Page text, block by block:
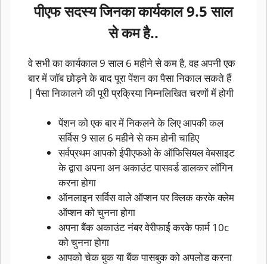
पीएफ सदस्य जिनका कार्यकाल 9.5 साल
से कम है..
वे सभी का कार्यकाल 9 साल 6 महीने से कम है, वह अपनी एक
बार में जॉब छोड़ने के बाद पूरा पेंशन का पैसा निकाल सकते हैं
| पैसा निकालने की पूरी प्रक्रिया निम्नलिखित चरणों में होगी
पेंशन को एक बार में निकलने के लिए आपकी कल
सर्विस 9 साल 6 महीने से कम होनी चाहिए
सर्वप्रथम आपको ईपीएफओ के ऑफिसियल वेबसाइट
के द्वारा अपना अन अकाउंट पासवर्ड डालकर लॉगिन
करना होगा
ऑनलाइन सर्विस वाले ऑप्शन पर क्लिक करके क्लेम
ऑप्शन को चुनना होगा
अपना बैंक अकाउंट नंबर वेरीफाई करके फार्म 10c
को चुनना होगा
आपको चेक बुक या बैंक पासबुक को अपलोड करना